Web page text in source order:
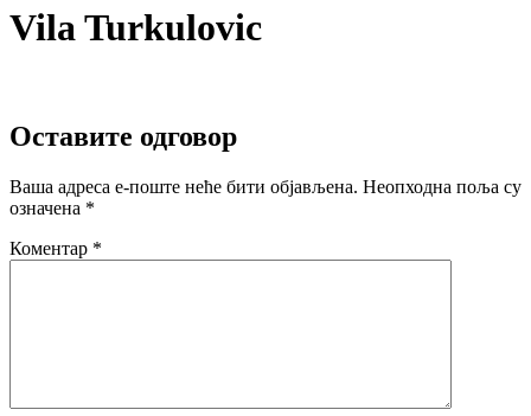
Vila Turkulovic
Оставите одговор
Ваша адреса е-поште неће бити објављена. Неопходна поља су
означена *
Коментар *